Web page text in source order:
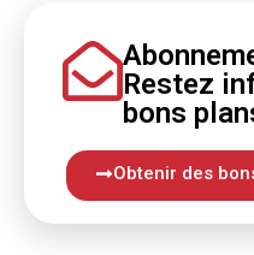
Restez
bons
Obtenir des